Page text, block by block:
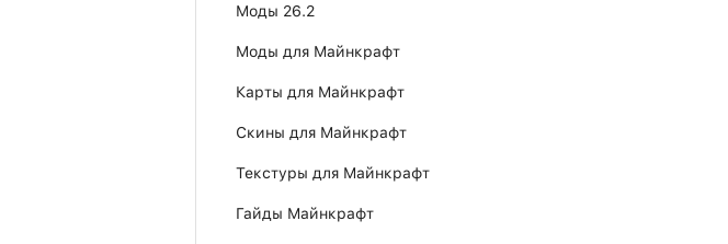
Моды 26.2
Моды для Майнкрафт
Карты для Майнкрафт
Скины для Майнкрафт
Текстуры для Майнкрафт
Гайды Майнкрафт